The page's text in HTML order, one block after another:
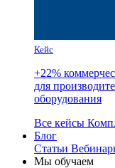
Кейс
+22%
для
оборудования
Все кейсы
Блог
Статьи
Мы обучаем